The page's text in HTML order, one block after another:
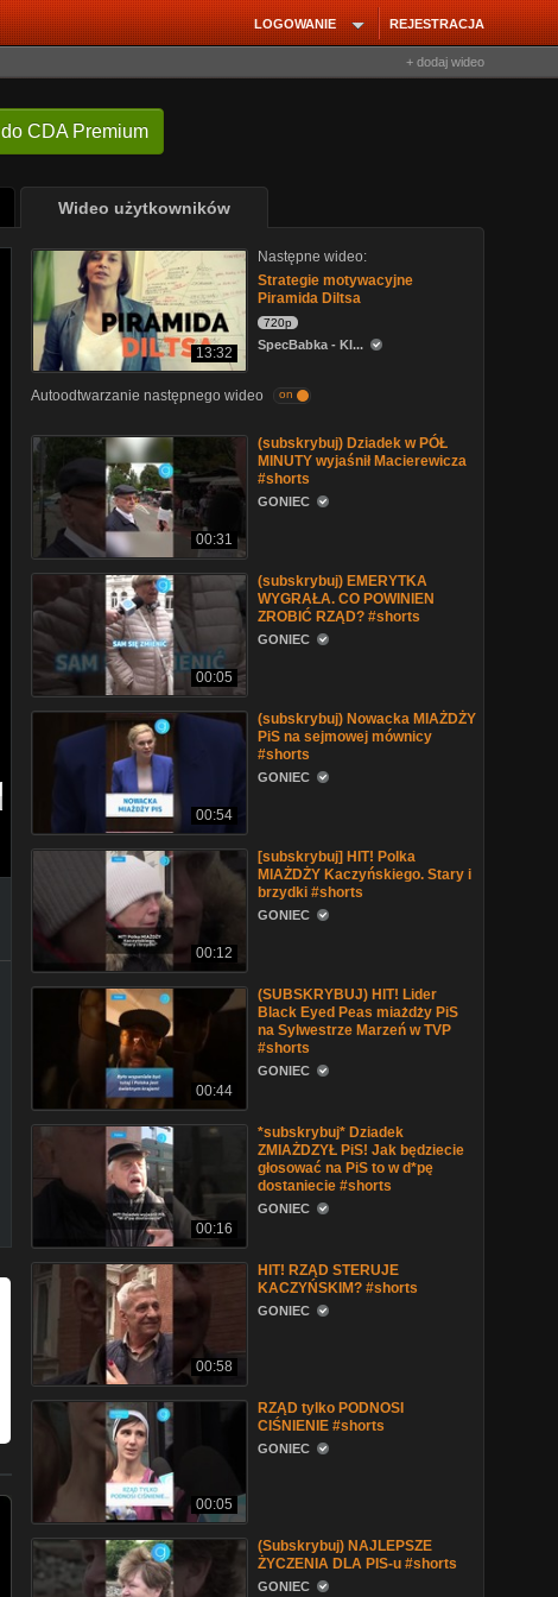
REJESTRACJA
LOGOWANIE
+ dodaj wideo
do CDA Premium
Wideo użytkowników
13:32
Następne wideo:
Strategie motywacyjne
Piramida Diltsa
720p
SpecBabka - Kl...
Autoodtwarzanie następnego wideo on
00:31
(subskrybuj) Dziadek w PÓŁ
MINUTY wyjaśnił Macierewicza
#shorts
GONIEC
00:05
(subskrybuj) EMERYTKA
WYGRAŁA. CO POWINIEN
ZROBIĆ RZĄD? #shorts
GONIEC
00:54
(subskrybuj) Nowacka MIAŻDŻY
PiS na sejmowej mównicy
#shorts
GONIEC
00:12
[subskrybuj] HIT! Polka
MIAŻDŻY Kaczyńskiego. Stary i
brzydki #shorts
GONIEC
00:44
(SUBSKRYBUJ) HIT! Lider
Black Eyed Peas miażdży PiS
na Sylwestrze Marzeń w TVP
#shorts
GONIEC
00:16
*subskrybuj* Dziadek
ZMIAŻDZYŁ PiS! Jak będziecie
głosować na PiS to w d*pę
dostaniecie #shorts
GONIEC
00:58
HIT! RZĄD STERUJE
KACZYŃSKIM? #shorts
GONIEC
00:05
RZĄD tylko PODNOSI
CIŚNIENIE #shorts
GONIEC
(Subskrybuj) NAJLEPSZE
ŻYCZENIA DLA PIS-u #shorts
GONIEC